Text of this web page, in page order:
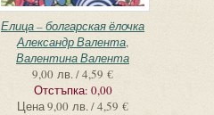
Елица – болгарская ёлочка
Александр Валента,
Валентина Валента
9,00 лв. / 4,59 €
Отстъпка: 0,00
Цена9,00 лв. / 4,59 €